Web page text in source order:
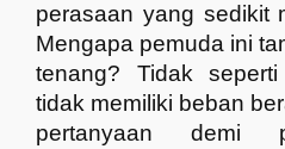
perasaan yang sedikit
Mengapa pemuda ini
tenang? Tidak
tidak memiliki beban
pertanyaan demi